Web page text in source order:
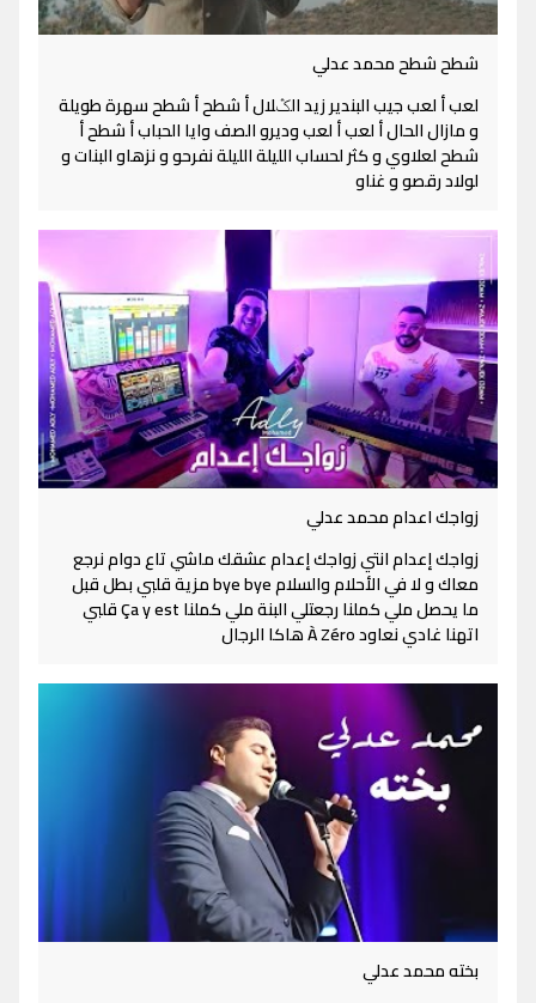
شطح شطح محمد عدلي
لعب أ لعب جيب البندير زيد الݣلال أ شطح أ شطح سهرة طويلة
و مازال الحال أ لعب أ لعب وديرو الصف وايا الحباب أ شطح أ
شطح لعلاوي و كثر لحساب الليلة الليلة نفرحو و نزهاو البنات و
لولاد رقصو و غناو
زواجك اعدام محمد عدلي
زواجك إعدام انتي زواجك إعدام عشقك ماشي تاع دوام نرجع
معاك و لا في الأحلام والسلام bye bye مزية قلبي بطل قبل
ما يحصل ملي كملنا رجعتلي البنة ملي كملنا Ça y est قلبي
اتهنا غادي نعاود À Zéro هاكا الرجال
بخته محمد عدلي